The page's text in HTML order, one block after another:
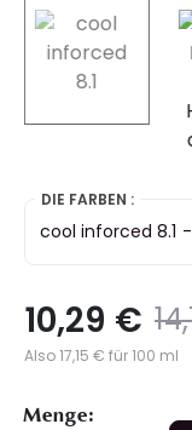
selected
DIE FARBEN :
cool inforced 8.1 -
10,29 €
Also 17,15 € für 100 ml
Menge: